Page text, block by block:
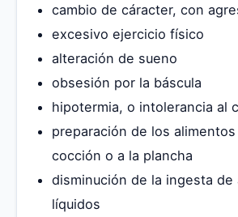
cambio de cáracter, con
excesivo ejercicio físico
alteración de sueno
obsesión por la báscula
hipotermia, o intolerancia al
preparación de los
cocción o a la plancha
disminución de la ingesta de
líquidos